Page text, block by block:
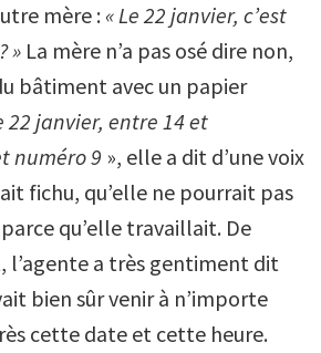
mère : « Le 22 janvier, c’est
» La mère n’a pas osé dire non,
bâtiment avec un papier
22 janvier, entre 14 et
numéro 9 », elle a dit d’une voix
fichu, qu’elle ne pourrait pas
qu’elle travaillait. De
l’agente a très gentiment dit
bien sûr venir à n’importe
cette date et cette heure.